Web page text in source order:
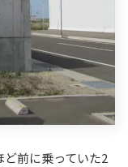
前に乗っていた2